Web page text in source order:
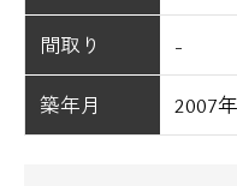
間取り -
築年月 2007